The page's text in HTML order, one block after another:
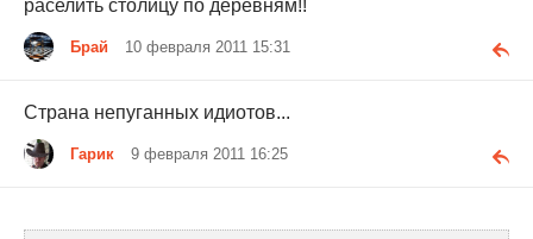
раселить столицу по деревням!!
Брай 10 февраля 2011 15:31
Страна непуганных идиотов...
Гарик 9 февраля 2011 16:25